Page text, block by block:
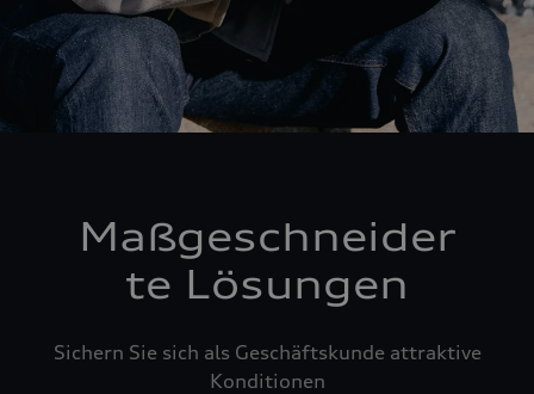
Maßgeschneider
te Lösungen
Sichern Sie sich als Geschäftskunde attraktive
Konditionen